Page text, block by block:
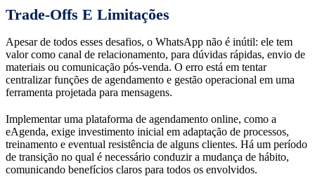
Trade-Offs E Limitações
Apesar de todos esses desafios, o WhatsApp não é inútil: ele tem
valor como canal de relacionamento, para dúvidas rápidas, envio de
materiais ou comunicação pós-venda. O erro está em tentar
centralizar funções de agendamento e gestão operacional em uma
ferramenta projetada para mensagens.
Implementar uma plataforma de agendamento online, como a
eAgenda, exige investimento inicial em adaptação de processos,
treinamento e eventual resistência de alguns clientes. Há um período
de transição no qual é necessário conduzir a mudança de hábito,
comunicando benefícios claros para todos os envolvidos.